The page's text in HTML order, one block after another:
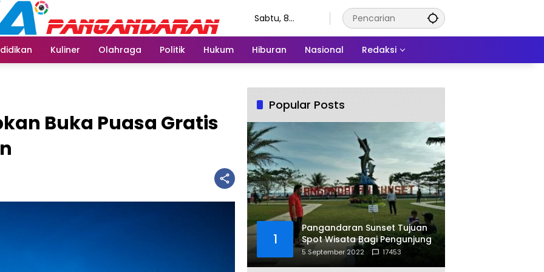
Sabtu, 8
Kuliner Olahraga Politik Hukum Hiburan Nasional Redaksi
Buka Puasa Gratis
Popular Posts
1
Pangandaran Sunset Tujuan
Spot Wisata Bagi Pengunjung
5 September 2022 17453